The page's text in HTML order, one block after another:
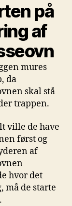
på
af
mures
da
skal stå
trappen.
ville de have
først og
af
hvor det
må de starte